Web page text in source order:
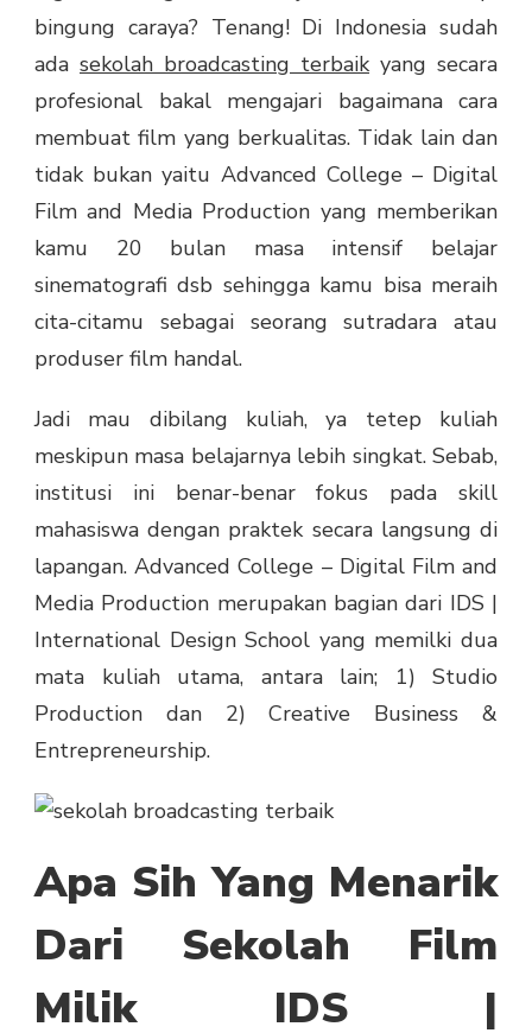
bingung caraya? Tenang! Di Indonesia sudah
ada sekolah broadcasting terbaik yang secara
profesional bakal mengajari bagaimana cara
membuat film yang berkualitas. Tidak lain dan
tidak bukan yaitu Advanced College – Digital
Film and Media Production yang memberikan
kamu 20 bulan masa intensif belajar
sinematografi dsb sehingga kamu bisa meraih
cita-citamu sebagai seorang sutradara atau
produser film handal.
Jadi mau dibilang kuliah, ya tetep kuliah
meskipun masa belajarnya lebih singkat. Sebab,
institusi ini benar-benar fokus pada skill
mahasiswa dengan praktek secara langsung di
lapangan. Advanced College – Digital Film and
Media Production merupakan bagian dari IDS |
International Design School yang memilki dua
mata kuliah utama, antara lain; 1) Studio
Production dan 2) Creative Business &
Entrepreneurship.
Apa Sih Yang Menarik
Dari Sekolah Film
Milik IDS |